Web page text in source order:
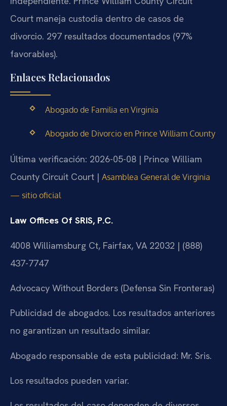
Court maneja custodia dentro de casos de
divorcio. 297 resultados documentados (97%
favorables).
Enlaces Relacionados
Abogado de Familia en Virginia
Abogado de Divorcio en Prince William County
Última verificación: 2026-05-08 | Prince William
County Circuit Court | Asamblea General de Virginia
— sitio oficial
Law Offices Of SRIS, P.C.
4008 Williamsburg Ct, Fairfax, VA 22032 | (888)
437-7747
Advocacy Without Borders (Defensa Sin Fronteras)
Publicidad de abogados. Los resultados anteriores
no garantizan un resultado similar.
Abogado responsable de esta publicidad: Mr. Sris.
Los resultados pueden variar.